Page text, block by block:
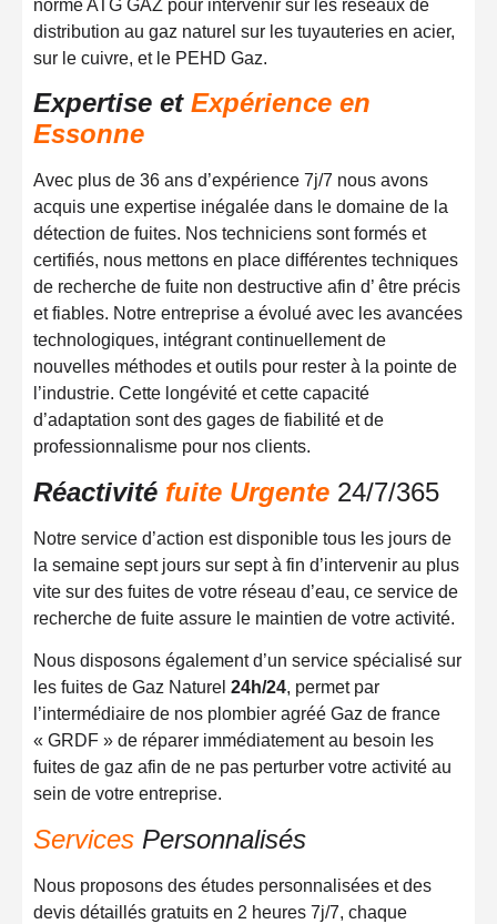
norme ATG GAZ pour intervenir sur les réseaux de
distribution au gaz naturel sur les tuyauteries en acier,
sur le cuivre, et le PEHD Gaz.
Expertise et Expérience en
Essonne
Avec plus de 36 ans d’expérience 7j/7 nous avons
acquis une expertise inégalée dans le domaine de la
détection de fuites. Nos techniciens sont formés et
certifiés, nous mettons en place différentes techniques
de recherche de fuite non destructive afin d’ être précis
et fiables. Notre entreprise a évolué avec les avancées
technologiques, intégrant continuellement de
nouvelles méthodes et outils pour rester à la pointe de
l’industrie. Cette longévité et cette capacité
d’adaptation sont des gages de fiabilité et de
professionnalisme pour nos clients.
Réactivité fuite Urgente 24/7/365
Notre service d’action est disponible tous les jours de
la semaine sept jours sur sept à fin d’intervenir au plus
vite sur des fuites de votre réseau d’eau, ce service de
recherche de fuite assure le maintien de votre activité.
Nous disposons également d’un service spécialisé sur
les fuites de Gaz Naturel 24h/24, permet par
l’intermédiaire de nos plombier agréé Gaz de france
« GRDF » de réparer immédiatement au besoin les
fuites de gaz afin de ne pas perturber votre activité au
sein de votre entreprise.
Services Personnalisés
Nous proposons des études personnalisées et des
devis détaillés gratuits en 2 heures 7j/7, chaque